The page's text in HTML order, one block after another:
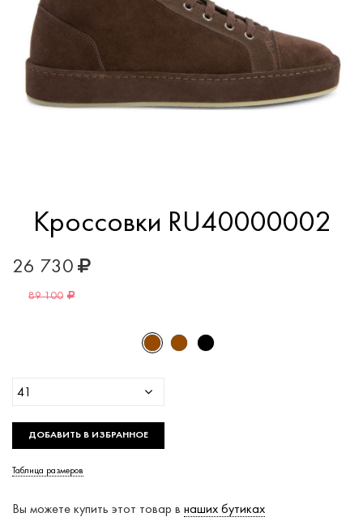
Кроссовки RU40000002
26 730
89 100
41
ДОБАВИТЬ В ИЗБРАННОЕ
Таблица размеров
Вы можете купить этот товар в наших бутиках